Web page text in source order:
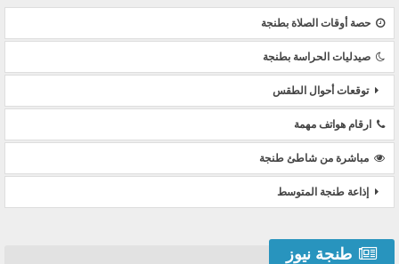
حصة أوقات الصلاة بطنجة
صيدليات الحراسة بطنجة
توقعات أحوال الطقس
ارقام هواتف مهمة
مباشرة من شاطئ طنجة
إذاعة طنجة المتوسط
طنجة نيوز